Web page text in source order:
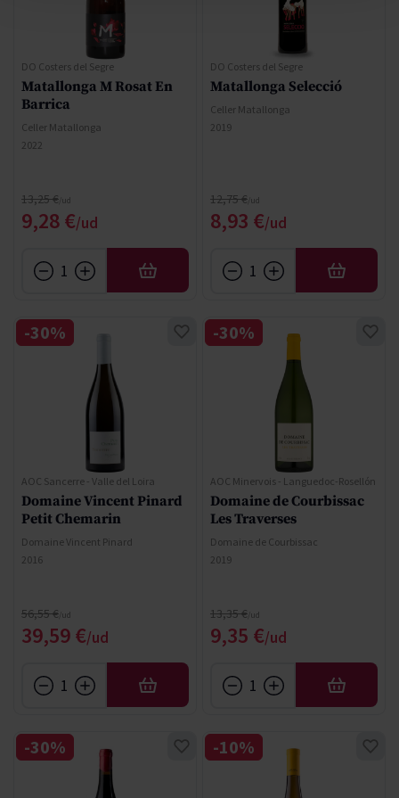
DO Costers del Segre
Matallonga M Rosat En
Barrica
Celler Matallonga
2022
Precio especial
9,28 €
Precio normal
13,25 €
AÑADIR
DO Costers del Segre
Matallonga Selecció
Celler Matallonga
2019
Precio especial
8,93 €
Precio normal
12,75 €
AÑADIR
AOC Sancerre - Valle del Loira
Domaine Vincent Pinard
Petit Chemarin
Domaine Vincent Pinard
2016
Precio especial
39,59 €
Precio normal
56,55 €
-30%
AÑADIR
AOC Minervois - Languedoc-Rosellón
Domaine de Courbissac
Les Traverses
Domaine de Courbissac
2019
Precio especial
9,35 €
Precio normal
13,35 €
-30%
AÑADIR
-30% -10%